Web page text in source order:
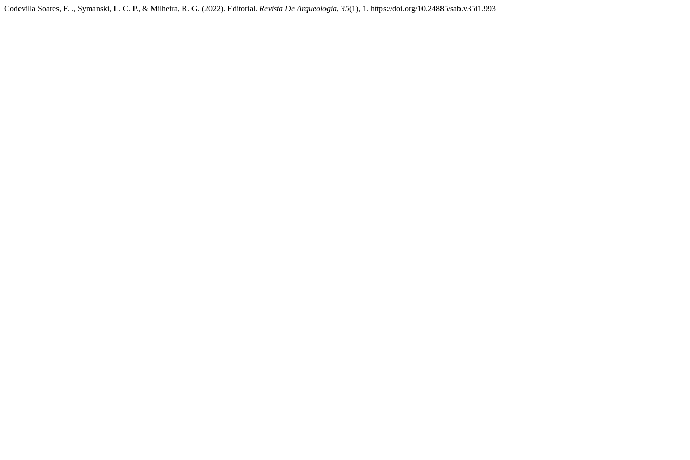
Codevilla Soares, F. ., Symanski, L. C. P., & Milheira, R. G. (2022). Editorial. Revista De Arqueologia, 35(1), 1. https://doi.org/10.24885/sab.v35i1.993